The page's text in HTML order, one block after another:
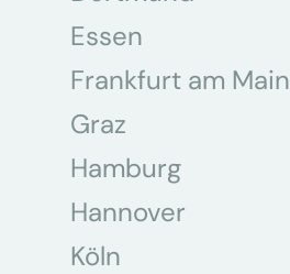
Essen
Frankfurt am Main
Graz
Hamburg
Hannover
Köln